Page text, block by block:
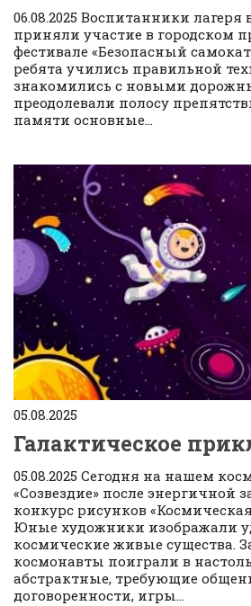
06.08.2025 Воспитанники лагеря
приняли участие в городском
фестивале «Безопасный
ребята учились правильной
знакомились с новыми
преодолевали полосу
памяти основные...
05.08.2025
Галактическое
05.08.2025 Сегодня на нашем
«Созвездие» после энергичной
конкурс рисунков
Юные художники изображали
космические живые существа.
космонавты поиграли в
абстрактные, требующие
договоренности, игры...